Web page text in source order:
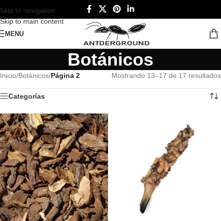
Skip to navigation
Skip to main content
MENU
Botánicos
Inicio/Botánicos/Página 2 Mostrando 13–17 de 17 resultados
Categorías